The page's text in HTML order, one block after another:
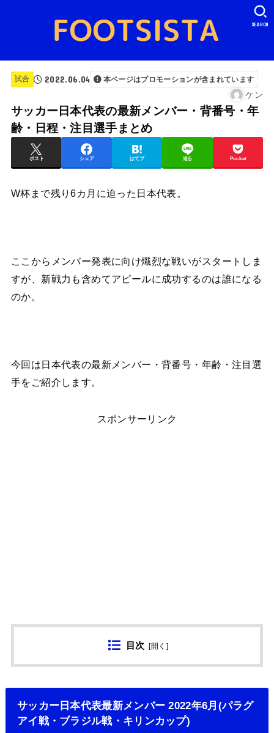
SEARCH
試合 2022.06.04 本ページはプロモーションが含まれています
ケン
サッカー日本代表の最新メンバー・背番号・年
齢・日程・注目選手まとめ
ポスト シェア はてブ 送る Pocket
W杯まで残り6カ月に迫った日本代表。
ここからメンバー発表に向け熾烈な戦いがスタートしま
すが、新戦力も含めてアピールに成功するのは誰になる
のか。
今回は日本代表の最新メンバー・背番号・年齢・注目選
手をご紹介します。
スポンサーリンク
目次 [開く ]
サッカー日本代表最新メンバー 2022年6月(パラグ
アイ戦・ブラジル戦・キリンカップ)